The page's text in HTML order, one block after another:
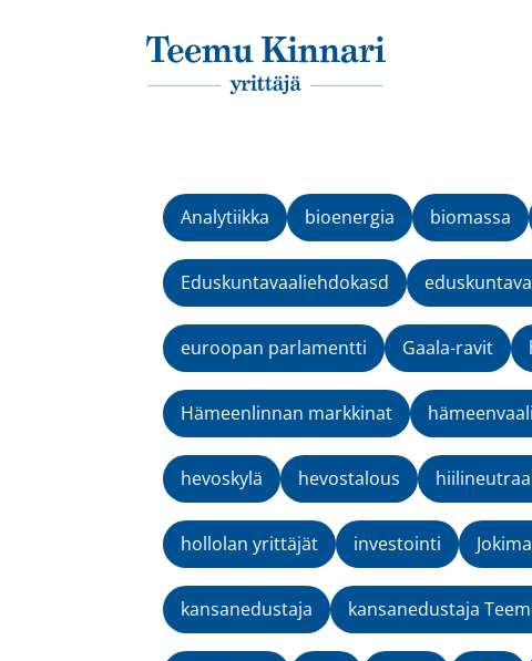
Päävalikko
Analytiikka bioenergia biomassa
Eduskuntavaaliehdokasd
euroopan parlamentti Gaala-ravit
Hämeenlinnan markkinat
hevoskylä hevostalous
hollolan yrittäjät investointi
kansanedustaja kansanedustaja